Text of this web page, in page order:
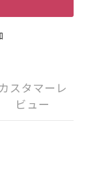
カスタマーレ
ビュー